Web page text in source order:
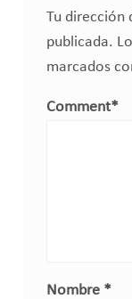
Tu dirección
publicada.
marcados
Comment*
Nombre *